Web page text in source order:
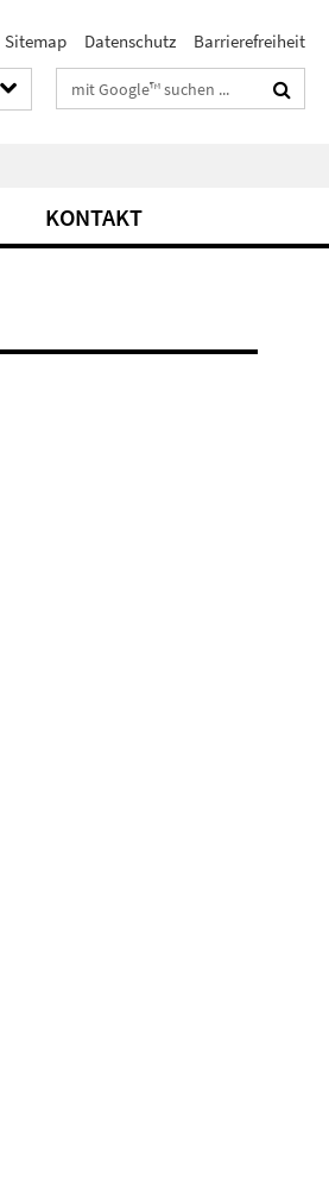
Sitemap Datenschutz Barrierefreiheit
Suchbegriffe
KONTAKT